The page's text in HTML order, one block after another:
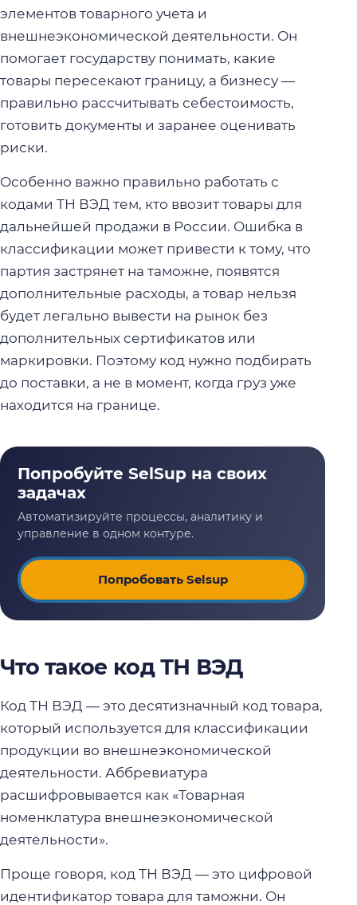
элементов товарного учета и
внешнеэкономической деятельности. Он
помогает государству понимать, какие
товары пересекают границу, а бизнесу —
правильно рассчитывать себестоимость,
готовить документы и заранее оценивать
риски.
Особенно важно правильно работать с
кодами ТН ВЭД тем, кто ввозит товары для
дальнейшей продажи в России. Ошибка в
классификации может привести к тому, что
партия застрянет на таможне, появятся
дополнительные расходы, а товар нельзя
будет легально вывести на рынок без
дополнительных сертификатов или
маркировки. Поэтому код нужно подбирать
до поставки, а не в момент, когда груз уже
находится на границе.
Попробовать Selsup
Что такое код ТН ВЭД
Код ТН ВЭД — это десятизначный код товара,
который используется для классификации
продукции во внешнеэкономической
деятельности. Аббревиатура
расшифровывается как «Товарная
номенклатура внешнеэкономической
деятельности».
Проще говоря, код ТН ВЭД — это цифровой
идентификатор товара для таможни. Он